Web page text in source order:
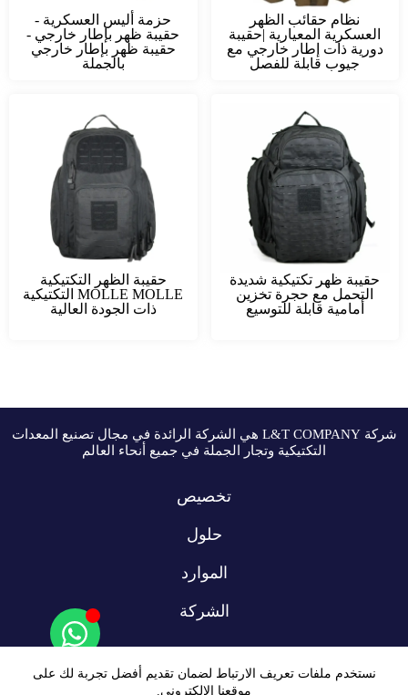
نستخدم ملفات تعريف الارتباط لضمان تقديم أفضل تجربة لك على
موقعنا الإلكتروني.
نظام حقائب الظهر
العسكرية المعيارية |حقيبة
دورية ذات إطار خارجي مع
جيوب قابلة للفصل
حزمة أليس العسكرية -
حقيبة ظهر بإطار خارجي -
حقيبة ظهر بإطار خارجي
بالجملة
حقيبة ظهر تكتيكية شديدة
التحمل مع حجرة تخزين
أمامية قابلة للتوسيع
حقيبة الظهر التكتيكية
MOLLE MOLLE التكتيكية
ذات الجودة العالية
شركة L&T COMPANY هي الشركة الرائدة في مجال تصنيع المعدات
التكتيكية وتجار الجملة في جميع أنحاء العالم
تخصيص
حلول
الموارد
الشركة